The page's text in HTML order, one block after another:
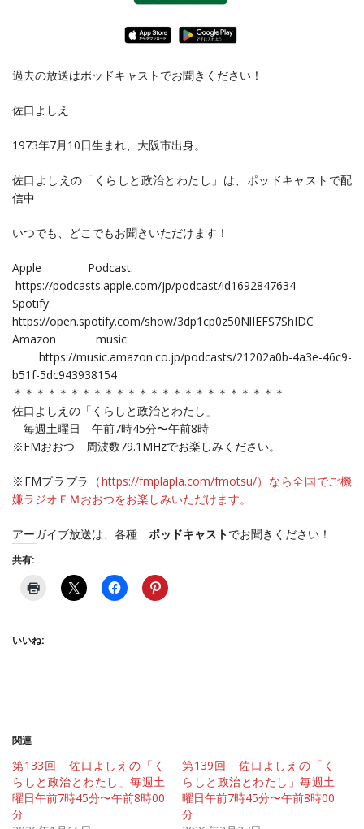
過去の放送はポッドキャストでお聞きください！
佐口よしえ
1973年7月10日生まれ、大阪市出身。
佐口よしえの「くらしと政治とわたし‪」は、ポッドキャストで配
信中
いつでも、どこでもお聞きいただけます！
Apple Podcast:
https://podcasts.apple.com/jp/podcast/id1692847634
Spotify:
https://open.spotify.com/show/3dp1cp0z50NlIEFS7ShIDC
Amazon music:
https://music.amazon.co.jp/podcasts/21202a0b-4a3e-46c9-
b51f-5dc943938154
＊＊＊＊＊＊＊＊＊＊＊＊＊＊＊＊＊＊＊＊＊＊＊＊
佐口よしえの「くらしと政治とわたし」
毎週土曜日 午前7時45分〜午前8時
※FMおおつ 周波数79.1MHzでお楽しみください。
※FMプラプラ（https://fmplapla.com/fmotsu/）なら全国でご機
嫌ラジオＦＭおおつをお楽しみいただけます。
アーガイブ放送は、各種 ポッドキャストでお聞きください！
共有:
いいね:
関連
第133回 佐口よしえの「く
らしと政治とわたし」毎週土
曜日午前7時45分〜午前8時00
分
第139回 佐口よしえの「く
らしと政治とわたし」毎週土
曜日午前7時45分〜午前8時00
分